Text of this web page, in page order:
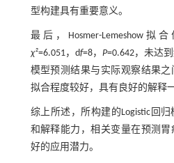
型构建具有重要意义。
最后，Hosmer-Lemeshow拟
χ²=6.051，df=8， P=0.642，未达
模型预测结果与实际观察结果之
拟合程度较好，具有良好的解释
综上所述，所构建的Logistic回
和解释能力，相关变量在预测
好的应用潜力。